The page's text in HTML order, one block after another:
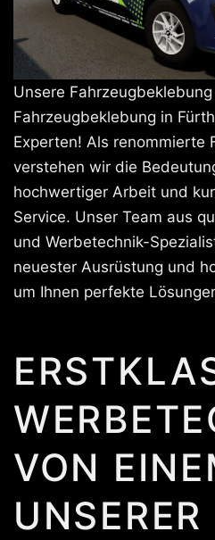
Unsere
Fahrzeugbeklebung in
Experten! Als renommierte
verstehen wir die
hochwertiger Arbeit und
Service. Unser Team aus
und Werbetechnik-
neuester Ausrüstung und
um Ihnen perfekte
VON
UNSERER